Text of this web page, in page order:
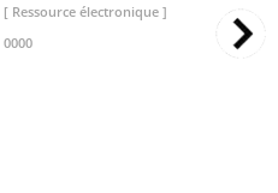
[ Ressource électronique ]
0000